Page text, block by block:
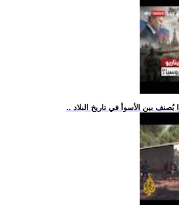
يُصنف بين الأسوأ في تاريخ البلاد